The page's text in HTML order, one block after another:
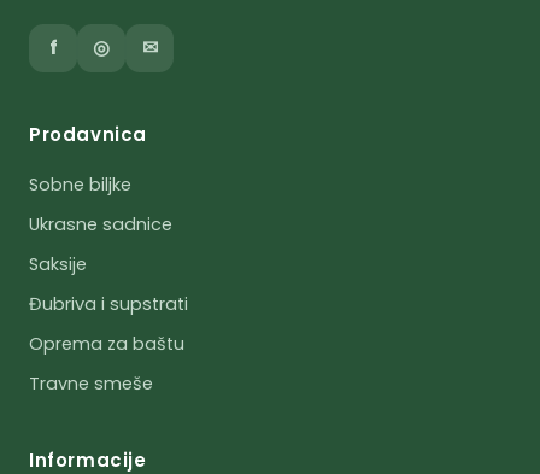
f ◎ ✉
Prodavnica
Sobne biljke
Ukrasne sadnice
Saksije
Đubriva i supstrati
Oprema za baštu
Travne smeše
Informacije